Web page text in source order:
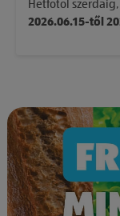
Hétfőtől szerdáig,
2026.06.15-től